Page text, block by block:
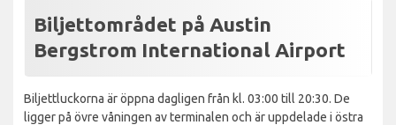
Biljettområdet på Austin
Bergstrom International Airport
Biljettluckorna är öppna dagligen från kl. 03:00 till 20:30. De
ligger på övre våningen av terminalen och är uppdelade i östra